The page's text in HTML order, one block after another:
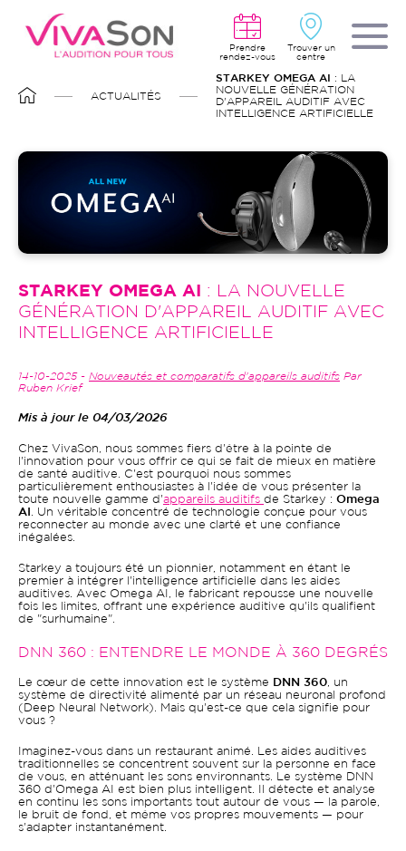
contenu
principal
Prendre
rendez-vous
Trouver un
centre
D'ARIANE
ACTUALITÉS
STARKEY OMEGA AI
: LA
NOUVELLE GÉNÉRATION
D'APPAREIL AUDITIF AVEC
INTELLIGENCE ARTIFICIELLE
STARKEY OMEGA AI
: LA NOUVELLE
GÉNÉRATION D'APPAREIL AUDITIF AVEC
INTELLIGENCE ARTIFICIELLE
14-10-2025 - Nouveautés et comparatifs d'appareils auditifs Par
Ruben Krief
Mis à jour le 04/03/2026
Chez VivaSon, nous sommes fiers d'être à la pointe de
l'innovation pour vous offrir ce qui se fait de mieux en matière
de santé auditive. C'est pourquoi nous sommes
particulièrement enthousiastes à l'idée de vous présenter la
toute nouvelle gamme d'appareils auditifs de Starkey : Omega
AI . Un véritable concentré de technologie conçue pour vous
reconnecter au monde avec une clarté et une confiance
inégalées.
Starkey a toujours été un pionnier, notamment en étant le
premier à intégrer l'intelligence artificielle dans les aides
auditives. Avec Omega AI, le fabricant repousse une nouvelle
fois les limites, offrant une expérience auditive qu'ils qualifient
de "surhumaine".
DNN 360 : ENTENDRE LE MONDE À 360 DEGRÉS
Le cœur de cette innovation est le système DNN 360, un
système de directivité alimenté par un réseau neuronal profond
(Deep Neural Network). Mais qu'est-ce que cela signifie pour
vous ?
Imaginez-vous dans un restaurant animé. Les aides auditives
traditionnelles se concentrent souvent sur la personne en face
de vous, en atténuant les sons environnants. Le système DNN
360 d'Omega AI est bien plus intelligent. Il détecte et analyse
en continu les sons importants tout autour de vous — la parole,
le bruit de fond, et même vos propres mouvements — pour
s'adapter instantanément.